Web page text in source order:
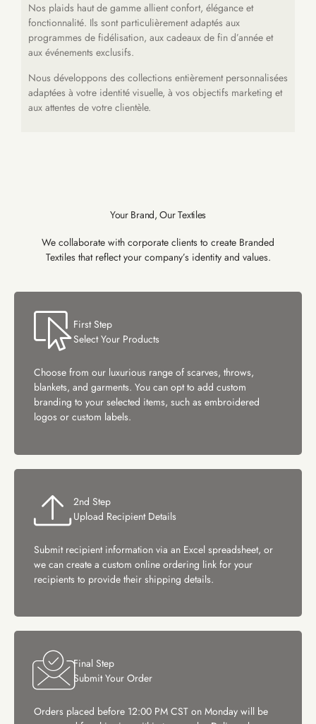
Nos plaids haut de gamme allient confort, élégance et
fonctionnalité. Ils sont particulièrement adaptés aux
programmes de fidélisation, aux cadeaux de fin d’année et
aux événements exclusifs.
Nous développons des collections entièrement personnalisées
adaptées à votre identité visuelle, à vos objectifs marketing et
aux attentes de votre clientèle.
Your Brand, Our Textiles
We collaborate with corporate clients to create Branded
Textiles that reflect your company’s identity and values.
First Step
Select Your Products
Choose from our luxurious range of scarves, throws,
blankets, and garments. You can opt to add custom
branding to your selected items, such as embroidered
logos or custom labels.
2nd Step
Upload Recipient Details
Submit recipient information via an Excel spreadsheet, or
we can create a custom online ordering link for your
recipients to provide their shipping details.
Final Step
Submit Your Order
Orders placed before 12:00 PM CST on Monday will be